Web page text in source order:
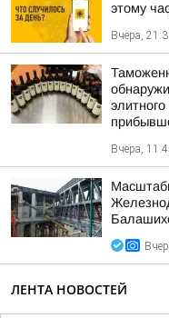
этому
Вчера,
Вчера,
ЛЕНТА НОВОСТЕЙ